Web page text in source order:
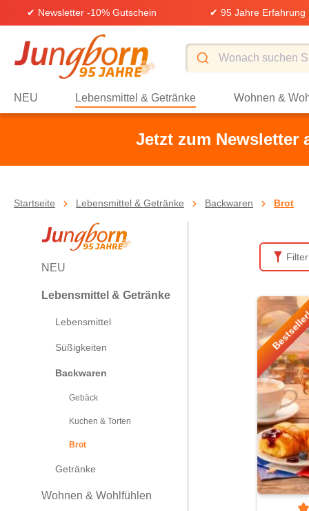
Zur Hauptnavigation springen
✔ Newsletter -10% Gutschein ✔ 95 Jahre Erfahrung
NEU Lebensmittel & Getränke Wohnen &
Jetzt zum Newsletter
Startseite Lebensmittel & Getränke Backwaren Brot
Brot
NEU
Lebensmittel & Getränke
Lebensmittel
Süßigkeiten
Backwaren
Gebäck
Kuchen & Torten
Brot
Getränke
Wohnen & Wohlfühlen